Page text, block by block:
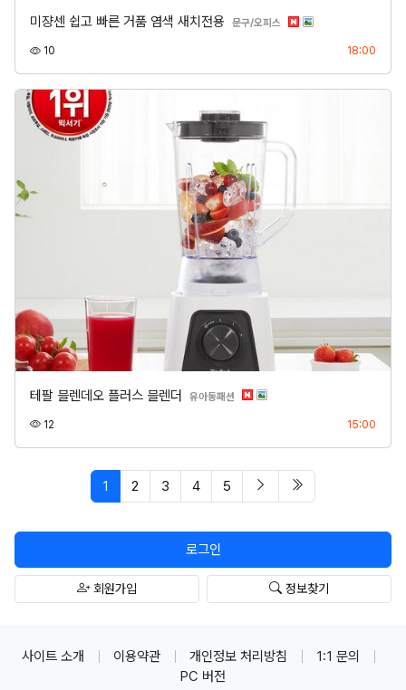
미쟝센 쉽고 빠른 거품 염색 새치전용 문구/오피스 분류
10 18:00
테팔 블렌데오 플러스 블렌더 유아동패션 분류
12 15:00
1 페이지 현재
2 3 4 5 다음 페이지
로그인
회원가입 정보찾기
사이트 소개 이용약관 개인정보 처리방침
1:1 문의
PC 버전